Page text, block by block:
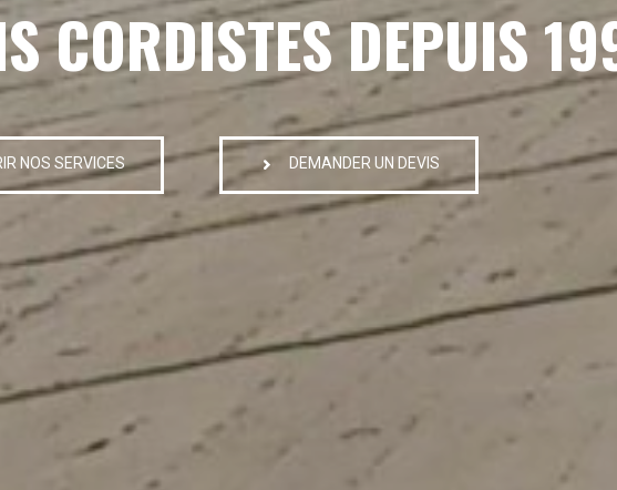
CORDISTES DEPUIS
NOS SERVICES DEMANDER UN DEVIS